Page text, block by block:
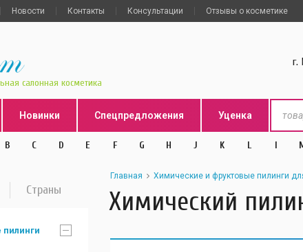
Новости Контакты Консультации Отзывы о косметике
салонная косметика
г.
Новинки Спецпредложения Уценка
B C D E F G H J K L l
Страны
Главная Химические и фруктовые пилинги
Химический